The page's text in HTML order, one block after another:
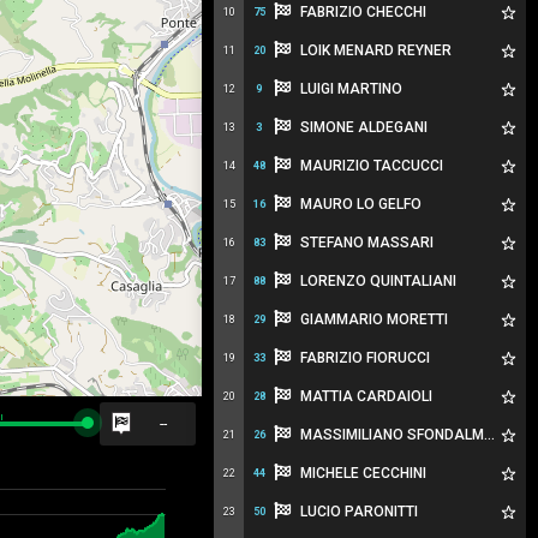
10 75 FABRIZIO CHECCHI
11 20 LOIK MENARD REYNER
12 9 LUIGI MARTINO
13 3 SIMONE ALDEGANI
14 48 MAURIZIO TACCUCCI
15 16 MAURO LO GELFO
16 83 STEFANO MASSARI
17 88 LORENZO QUINTALIANI
18 29 GIAMMARIO MORETTI
19 33 FABRIZIO FIORUCCI
20 28 MATTIA CARDAIOLI
21 26 MASSIMILIANO SFONDALMONDO
22 44 MICHELE CECCHINI
23 50 LUCIO PARONITTI
--